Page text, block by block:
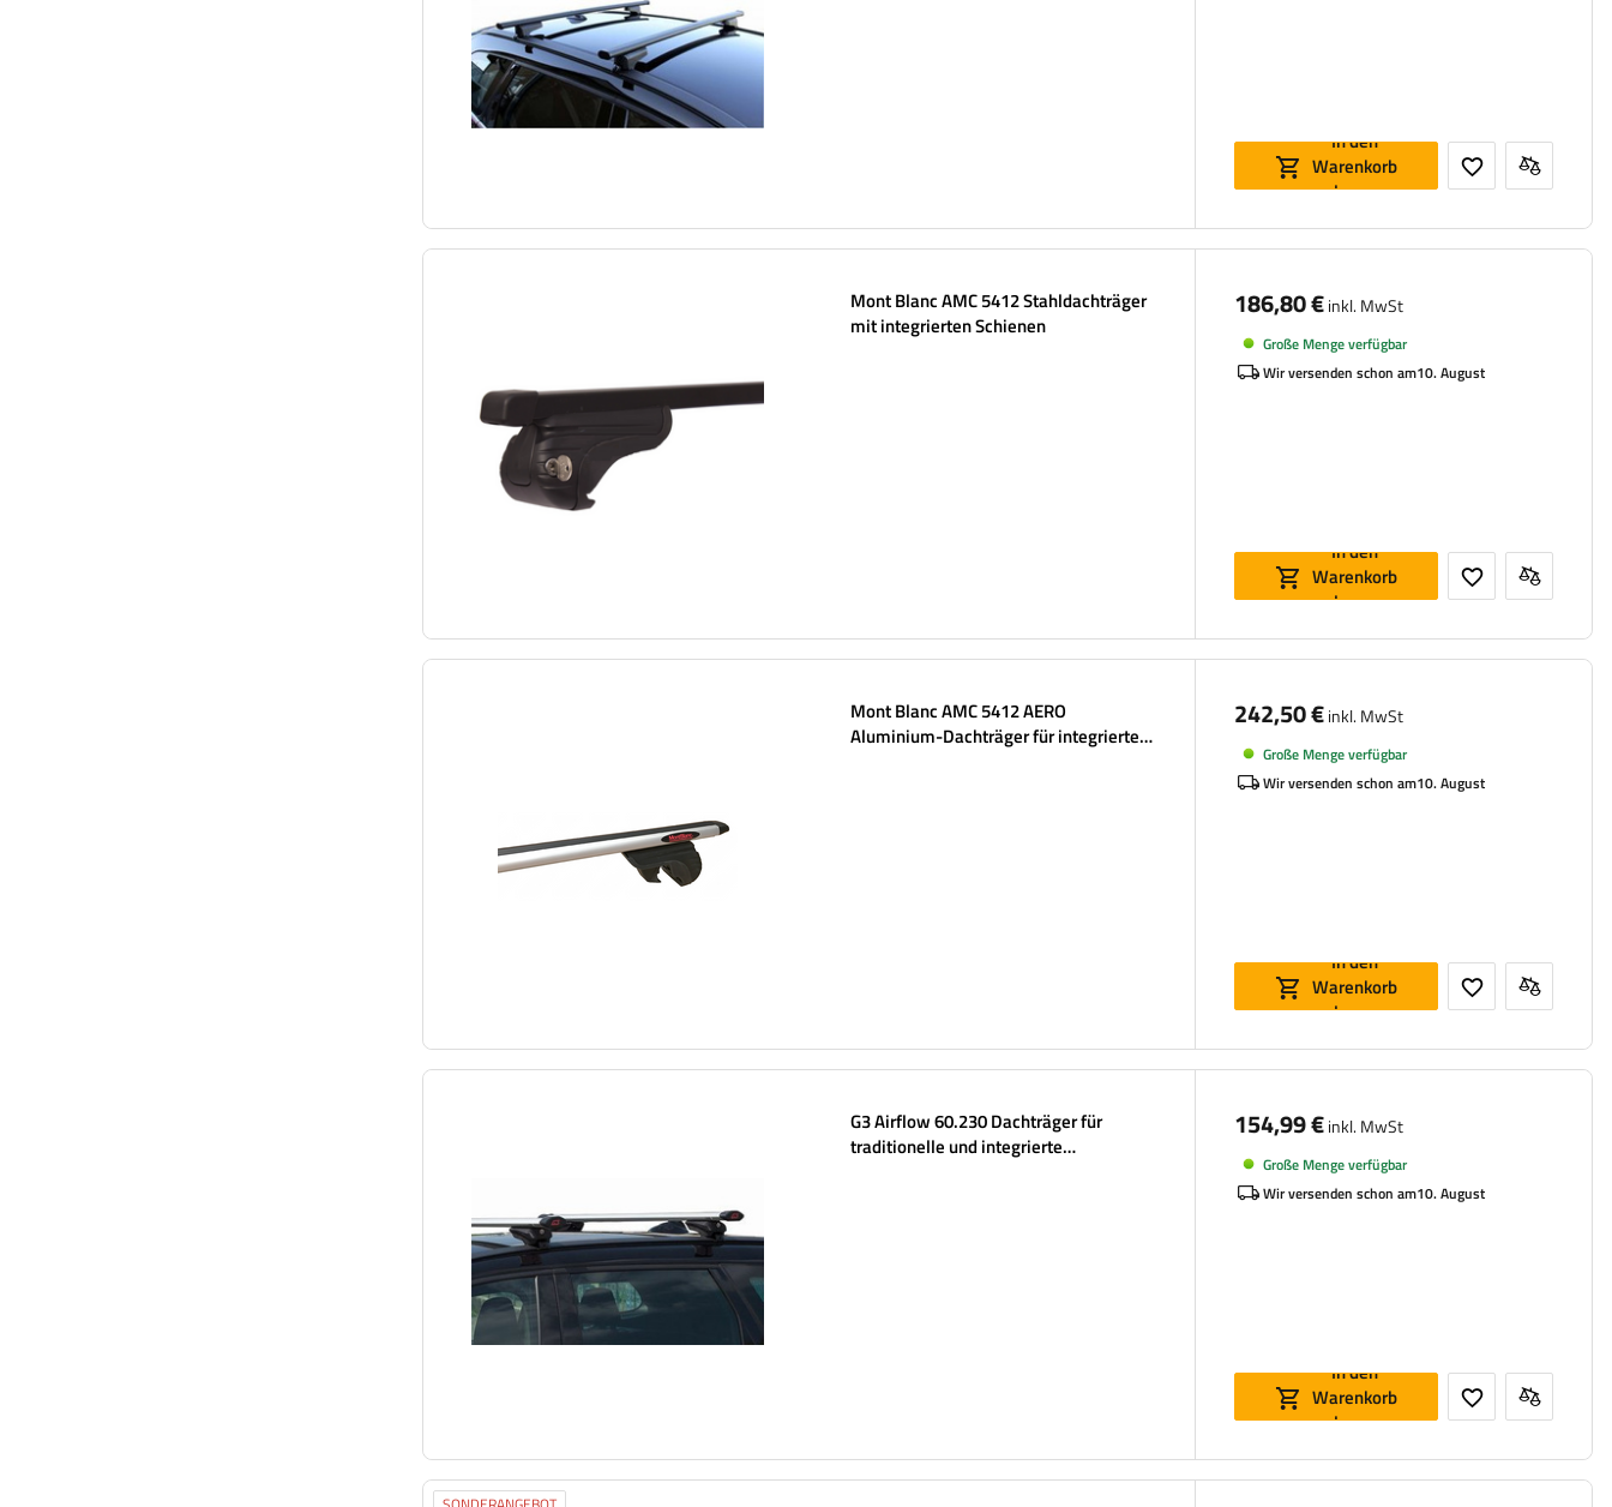
In den
Warenkorb
legen
Mont Blanc AMC 5412 Stahldachträger
mit integrierten Schienen
186,80 €inkl. MwSt
Große Menge verfügbar
Wir versenden schon am10. August
In den
Warenkorb
legen
Mont Blanc AMC 5412 AERO
Aluminium-Dachträger für integrierte
242,50 €inkl. MwSt
Große Menge verfügbar
Wir versenden schon am10. August
In den
Warenkorb
legen
G3 Airflow 60.230 Dachträger für
traditionelle und integrierte
154,99 €inkl. MwSt
Große Menge verfügbar
Wir versenden schon am10. August
In den
Warenkorb
legen